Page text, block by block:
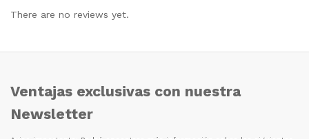
There are no reviews yet.
Ventajas exclusivas con nuestra
Newsletter